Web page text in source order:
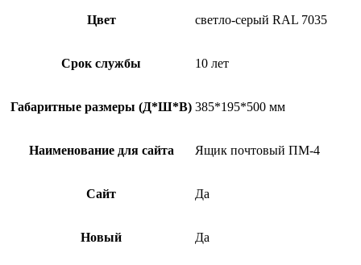
Цвет светло-серый RAL 7035
Срок службы 10 лет
Габаритные размеры (Д*Ш*В) 385*195*500 мм
Наименование для сайта Ящик почтовый ПМ-4
Сайт Да
Новый Да